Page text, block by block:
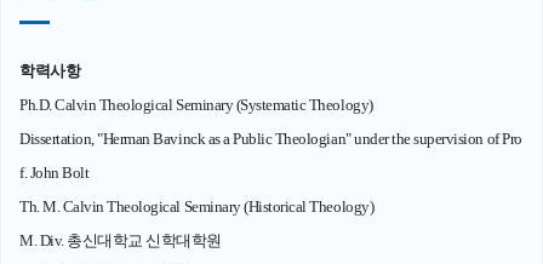
학력사항
Ph.D. Calvin Theological Seminary (Systematic Theology)
Dissertation, "Herman Bavinck as a Public Theologian" under the supervision of Pro
f. John Bolt
Th. M. Calvin Theological Seminary (Historical Theology)
M. Div. 총신대학교 신학대학원